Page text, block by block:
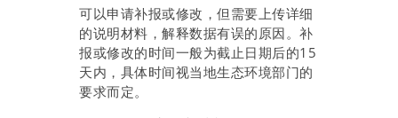
可以申请补报或修改，但需要上传详细
的说明材料，解释数据有误的原因。补
报或修改的时间一般为截止日期后的15
天内，具体时间视当地生态环境部门的
要求而定。